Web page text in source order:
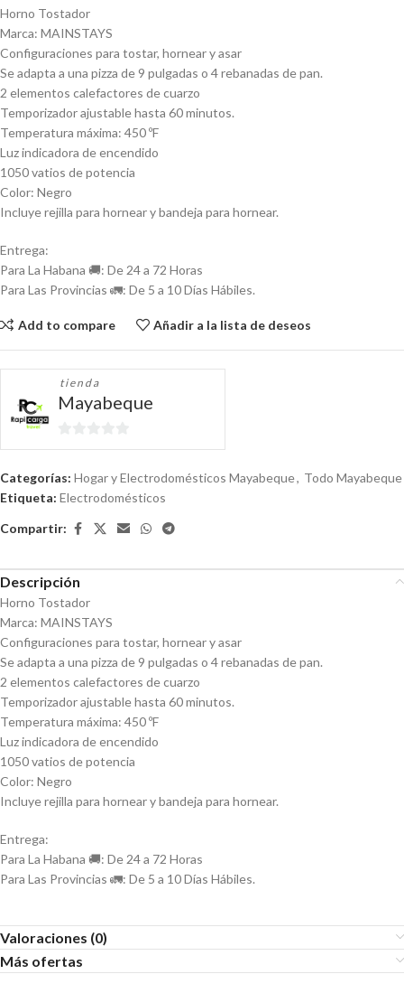
Horno Tostador
Marca: MAINSTAYS
Configuraciones para tostar, hornear y asar
Se adapta a una pizza de 9 pulgadas o 4 rebanadas de pan.
2 elementos calefactores de cuarzo
Temporizador ajustable hasta 60 minutos.
Temperatura máxima: 450 ºF
Luz indicadora de encendido
1050 vatios de potencia
Color: Negro
Incluye rejilla para hornear y bandeja para hornear.
Entrega:
Para La Habana 🚚: De 24 a 72 Horas
Para Las Provincias 🚛: De 5 a 10 Días Hábiles.
Add to compare Añadir a la lista de deseos
tienda
Mayabeque
0
Categorías: Hogar y Electrodomésticos Mayabeque, Todo Mayabeque
Etiqueta: Electrodomésticos
Compartir:
Descripción
Horno Tostador
Marca: MAINSTAYS
Configuraciones para tostar, hornear y asar
Se adapta a una pizza de 9 pulgadas o 4 rebanadas de pan.
2 elementos calefactores de cuarzo
Temporizador ajustable hasta 60 minutos.
Temperatura máxima: 450 ºF
Luz indicadora de encendido
1050 vatios de potencia
Color: Negro
Incluye rejilla para hornear y bandeja para hornear.
Entrega:
Para La Habana 🚚: De 24 a 72 Horas
Para Las Provincias 🚛: De 5 a 10 Días Hábiles.
Valoraciones (0)
Más ofertas